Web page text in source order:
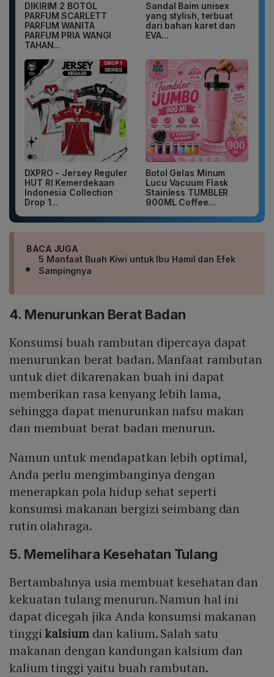
DIKIRIM 2 BOTOL
PARFUM SCARLETT
PARFUM WANITA
PARFUM PRIA WANGI
TAHAN...
Sandal Baim unisex
yang stylish, terbuat
dari bahan karet dan
EVA...
DXPRO - Jersey Reguler
HUT RI Kemerdekaan
Indonesia Collection
Drop 1...
Botol Gelas Minum
Lucu Vacuum Flask
Stainless TUMBLER
900ML Coffee...
BACA JUGA
5 Manfaat Buah Kiwi untuk Ibu Hamil dan Efek
Sampingnya
4. Menurunkan Berat Badan
Konsumsi buah rambutan dipercaya dapat
menurunkan berat badan. Manfaat rambutan
untuk diet dikarenakan buah ini dapat
memberikan rasa kenyang lebih lama,
sehingga dapat menurunkan nafsu makan
dan membuat berat badan menurun.
Namun untuk mendapatkan lebih optimal,
Anda perlu mengimbanginya dengan
menerapkan pola hidup sehat seperti
konsumsi makanan bergizi seimbang dan
rutin olahraga.
5. Memelihara Kesehatan Tulang
Bertambahnya usia membuat kesehatan dan
kekuatan tulang menurun. Namun hal ini
dapat dicegah jika Anda konsumsi makanan
tinggikalsiumdan kalium. Salah satu
makanan dengan kandungan kalsium dan
kalium tinggi yaitu buah rambutan.